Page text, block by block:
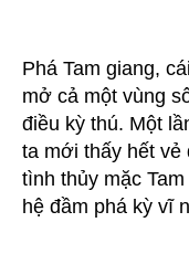
Phá Tam giang,
mở cả một vùng
điều kỳ thú. Một
ta mới thấy hết vẻ
tình thủy mặc
hệ đầm phá kỳ vĩ